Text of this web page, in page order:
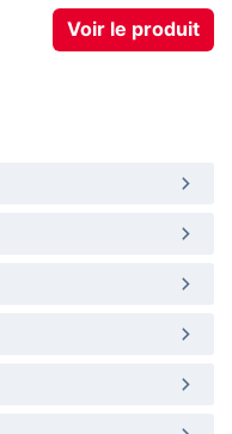
Voir le produit